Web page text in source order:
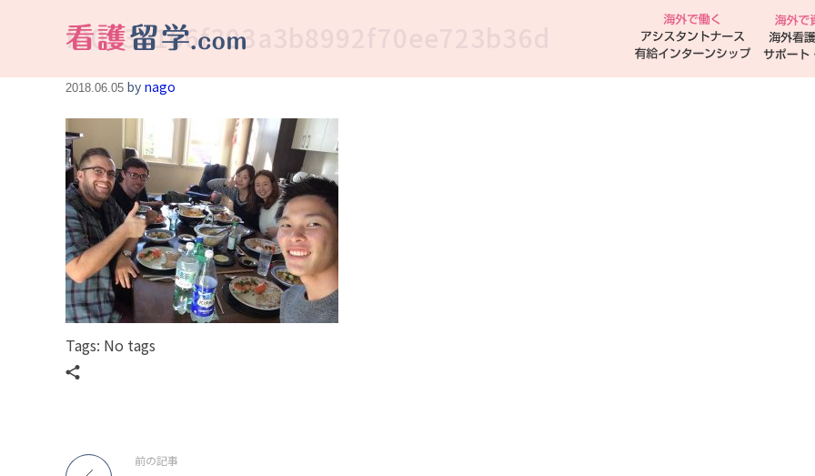
看護留学.com
World Avenueは海外就職、 永住を目指す看護留学をサポートします !
f00139166f303a3b8992f70ee723b36d
2018.06.05 by nago
Tags: No tags
前の記事